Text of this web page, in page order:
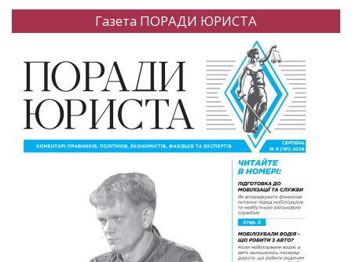
Газета ПОРАДИ ЮРИСТА